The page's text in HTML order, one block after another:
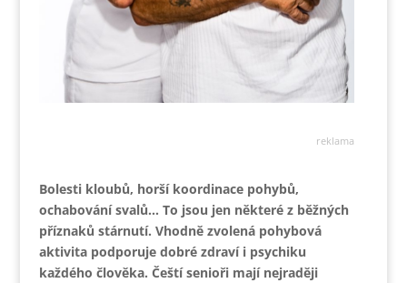
reklama
Bolesti kloubů, horší koordinace pohybů,
ochabování svalů… To jsou jen některé z běžných
příznaků stárnutí. Vhodně zvolená pohybová
aktivita podporuje dobré zdraví i psychiku
každého člověka. Čeští senioři mají nejraději